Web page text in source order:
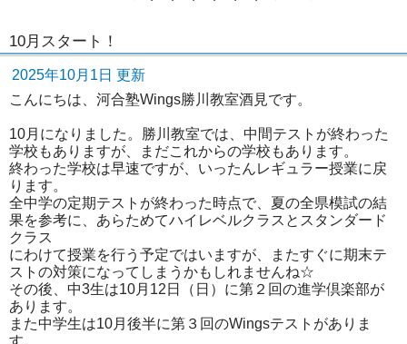
10月スタート！
2025年10月1日 更新
こんにちは、河合塾Wings勝川教室酒見です。
10月になりました。勝川教室では、中間テストが終わった
学校もありますが、まだこれからの学校もあります。
終わった学校は早速ですが、いったんレギュラー授業に戻
ります。
全中学の定期テストが終わった時点で、夏の全県模試の結
果を参考に、あらためてハイレベルクラスとスタンダード
クラス
にわけて授業を行う予定ではいますが、またすぐに期末テ
ストの対策になってしまうかもしれませんね☆
その後、中3生は10月12日（日）に第２回の進学倶楽部が
あります。
また中学生は10月後半に第３回のWingsテストがありま
す。